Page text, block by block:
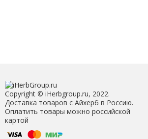
Copyright © iHerbgroup.ru, 2022.
Доставка товаров с Айхерб в Россию.
Оплатить товары можно российской
картой